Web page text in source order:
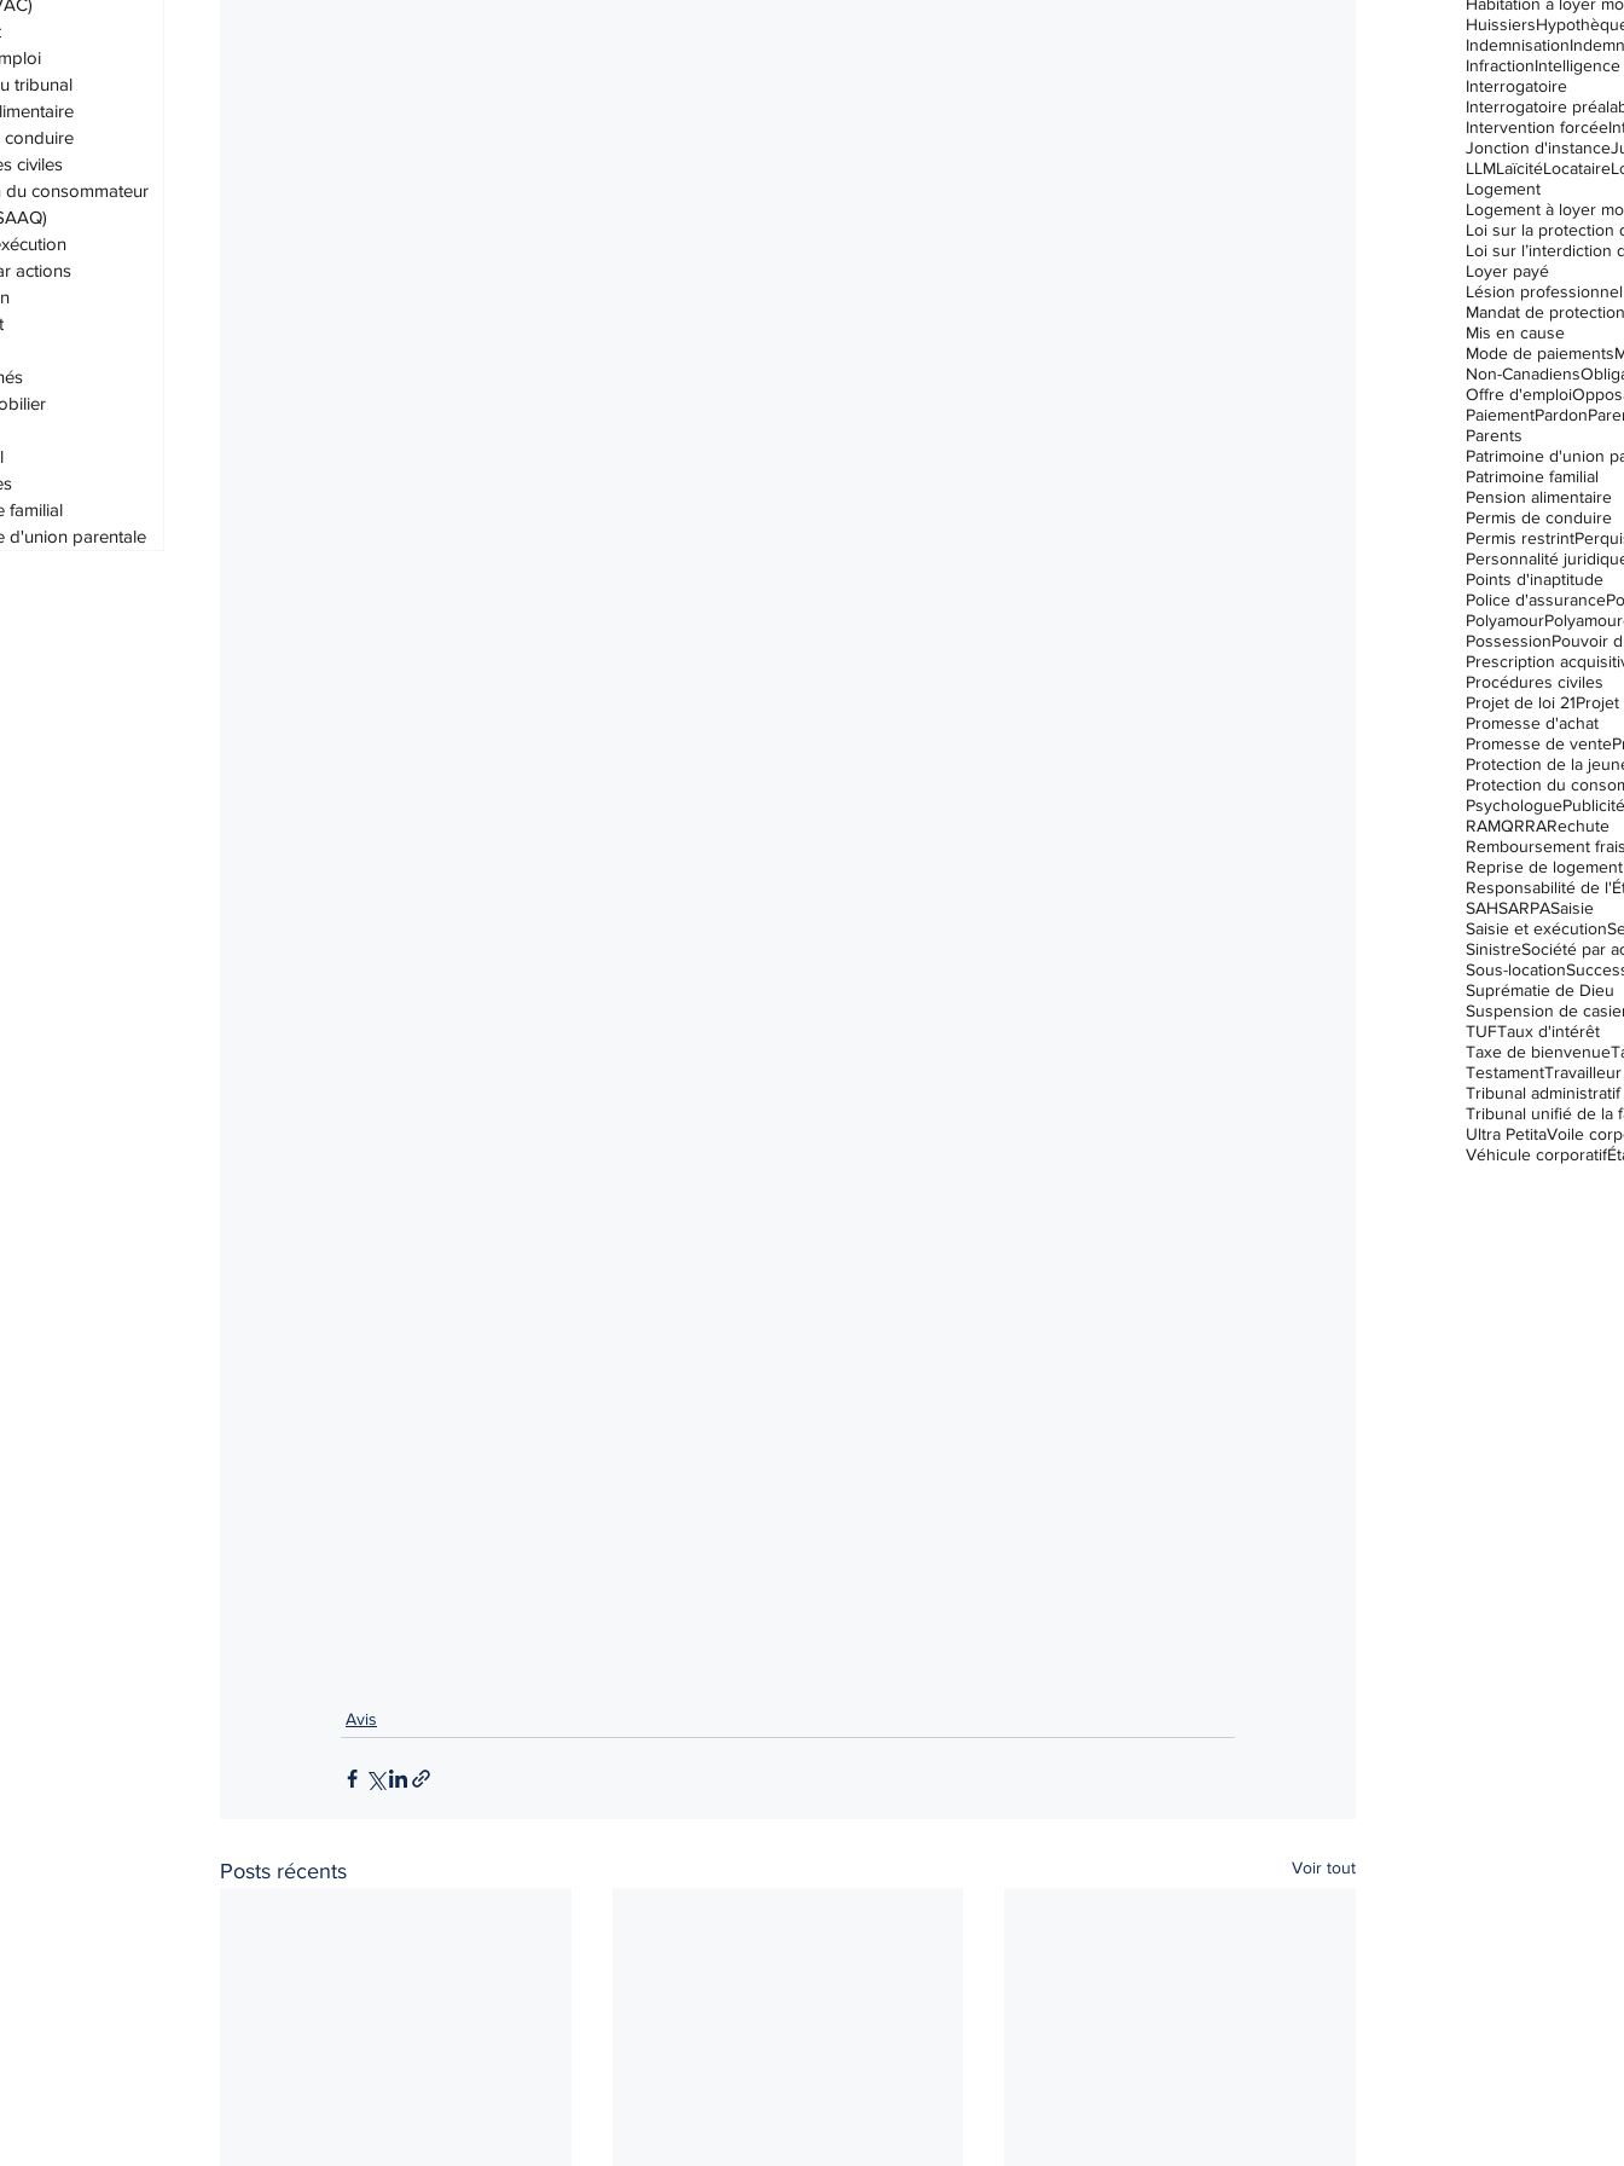
tribunal
conduire
civiles
du consommateur
actions
familial
d'union parentale
Avis
Posts récents Voir tout
Huissiers
Indemnisation
Infraction
Interrogatoire
Interrogatoire
Intervention forcée
Jonction d'instance
LLMLaïcitéLocataire
Logement
Logement à loyer
Loyer payé
Lésion
Mandat de protection
Mis en cause
Mode de paiements
Non-Canadiens
Offre d'emploi
PaiementPardon
Parents
Patrimoine d'union
Patrimoine familial
Pension alimentaire
Permis de conduire
Permis restrint
Personnalité
Points d'inaptitude
Police d'assurance
Polyamour
PossessionPouvoir
Prescription
Procédures civiles
Projet de loi 21Projet
Promesse d'achat
Promesse de vente
Protection de la
Protection du
Psychologue
RAMQRRARechute
Remboursement
Reprise de logement
Responsabilité de
SAHSARPASaisie
Saisie et exécution
SinistreSociété par
Sous-location
Suprématie de Dieu
Suspension de
TUFTaux d'intérêt
Taxe de bienvenue
Testament
Tribunal unifié de la
Ultra PetitaVoile
Véhicule corporatif